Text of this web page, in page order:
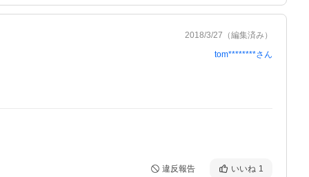
2018/3/27 （編集済み）
tom********さん
違反報告 いいね 1